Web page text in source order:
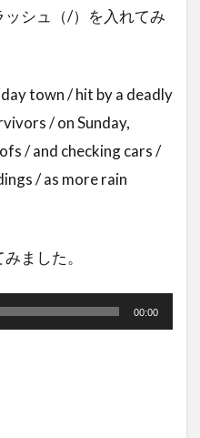
シュ（/）を入れてみ
town / hit by a deadly
/ on Sunday,
/ and checking cars /
/ as more rain
ました。
00:00